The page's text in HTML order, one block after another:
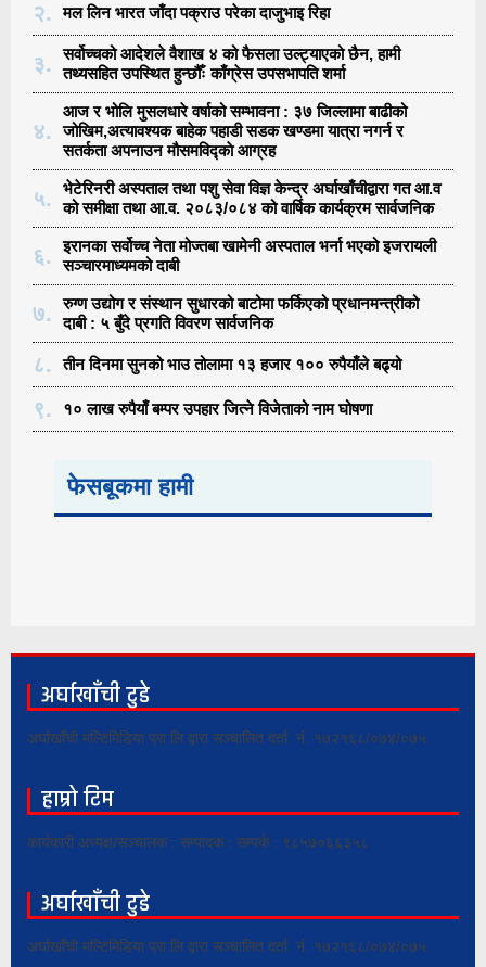
२. मल लिन भारत जाँदा पक्राउ परेका दाजुभाइ रिहा
३.
सर्वोच्चको आदेशले वैशाख ४ को फैसला उल्ट्याएको छैन, हामी
तथ्यसहित उपस्थित हुन्छौँः काँग्रेस उपसभापति शर्मा
४.
आज र भोलि मुसलधारे वर्षाको सम्भावना : ३७ जिल्लामा बाढीको
जोखिम,अत्यावश्यक बाहेक पहाडी सडक खण्डमा यात्रा नगर्न र
सतर्कता अपनाउन मौसमविद्काे आग्रह
५.
भेटेरिनरी अस्पताल तथा पशु सेवा विज्ञ केन्द्र अर्घाखाँचीद्वारा गत आ.व
को समीक्षा तथा आ.व. २०८३/०८४ को वार्षिक कार्यक्रम सार्वजनिक
६.
इरानका सर्वोच्च नेता मोज्तबा खामेनी अस्पताल भर्ना भएको इजरायली
सञ्चारमाध्यमको दाबी
७.
रुग्ण उद्योग र संस्थान सुधारको बाटोमा फर्किएको प्रधानमन्त्रीको
दाबी : ५ बुँदे प्रगति विवरण सार्वजनिक
८. तीन दिनमा सुनको भाउ तोलामा १३ हजार १०० रुपैयाँले बढ्यो
९. १० लाख रुपैयाँ बम्पर उपहार जित्ने विजेताको नाम घोषणा
फेसबूकमा हामी
अर्घाखाँची टुडे
अर्घाखाँची मल्टिमिडिया प्रा.लि द्वारा सञ्चालित दर्ता नं. १७२१६८/०७४/०७५
हाम्रो टिम
कार्यकारी अध्यक्ष/सञ्चालक : सम्पादक : सम्पर्क : ९८५७०६६३५८
अर्घाखाँची टुडे
अर्घाखाँची मल्टिमिडिया प्रा.लि द्वारा सञ्चालित दर्ता नं. १७२१६८/०७४/०७५